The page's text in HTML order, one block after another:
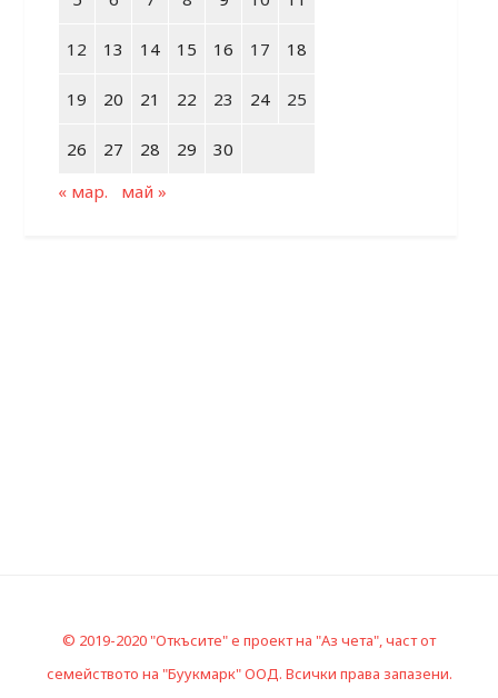
12 13 14 15 16 17 18
19 20 21 22 23 24 25
26 27 28 29
30
« мар.
май »
© 2019-2020 "Откъсите" е проект на "Аз чета", част от
семейството на "Буукмарк" ООД. Всички права запазени.